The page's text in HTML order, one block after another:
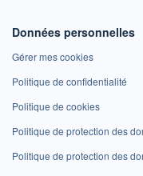
Données personnelles
Gérer mes cookies
Politique de confidentialité
Politique de cookies
Politique de protection des
Politique de protection des